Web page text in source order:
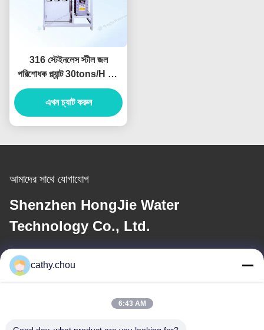
316 স্টেইনলেস স্টীল জল
পরিশোধক প্ল্যান্ট 30tons/H শিল্প
অতি বিশুদ্ধ জল সিস্টেম
এখন চ্যাট করুন
আমাদের সাথে যোগাযোগ
Shenzhen HongJie Water
Technology Co., Ltd.
ই-মেইল
cathy@szhjwater.com
cathy.chou
6:43 AM